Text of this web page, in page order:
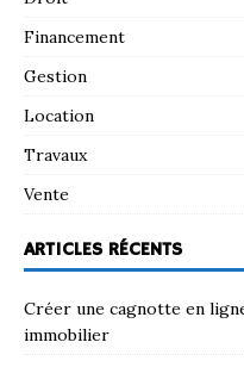
Financement
Gestion
Location
Travaux
Vente
ARTICLES RÉCENTS
Créer une cagnotte en
immobilier